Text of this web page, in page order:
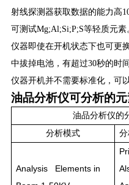
射线探测器获取数据的能力高10
可测试Mg;Al;Si;P;S等轻质元素
仪器即使在开机状态下也可更
中拔掉电池，有超过30秒的时
仪器开机并不需要标准化，可
油品分析仪可分析的
油品分析仪的
分析模式
Analysis Elements in